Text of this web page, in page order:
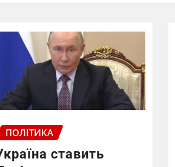
ПОЛІТИКА
ставить